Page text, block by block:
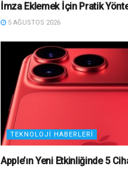
İmza Eklemek İçin Pratik
5 AĞUSTOS 2026
TEKNOLOJI HABERLERI
Apple’ın Yeni Etkinliğinde 5